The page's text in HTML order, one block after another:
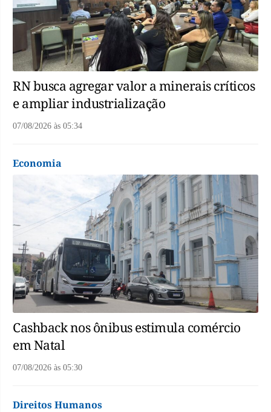
RN busca agregar valor a minerais críticos
e ampliar industrialização
07/08/2026 às 05:34
Economia
Cashback nos ônibus estimula comércio
em Natal
07/08/2026 às 05:30
Direitos Humanos